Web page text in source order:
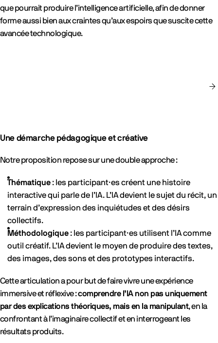
que pourrait produire l’intelligence artificielle, afin de donner
forme aussi bien aux craintes qu’aux espoirs que suscite cette
avancée technologique.
Une démarche pédagogique et créative
Notre proposition repose sur une double approche :
Thématique : les participant·es créent une histoire
interactive qui parle de l’IA. L’IA devient le sujet du récit, un
terrain d’expression des inquiétudes et des désirs
collectifs.
Méthodologique : les participant·es utilisent l’IA comme
outil créatif. L’IA devient le moyen de produire des textes,
des images, des sons et des prototypes interactifs.
Cette articulation a pour but de faire vivre une expérience
immersive et réflexive :comprendre l’IA non pas uniquement
par des explications théoriques, mais en la manipulant, en la
confrontant à l’imaginaire collectif et en interrogeant les
résultats produits.